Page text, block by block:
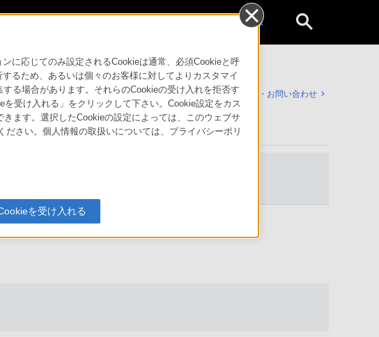
個人のお客様
サポート・お問い合わせ
に応じてのみ設定されるCookieは通常、必須Cookieと呼
るため、あるいは個々のお客様に対してよりカスタマイ
る場合があります。それらのCookieの受け入れを拒否す
受け入れる」をクリックして下さい。Cookie設定をカス
ます。選択したCookieの設定によっては、このウェブサ
さい。個人情報の取扱いについては、プライバシーポリ
を受け入れる